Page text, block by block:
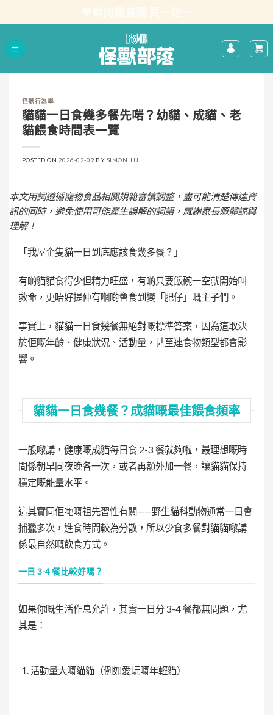
怪獸行為學
貓貓一日食幾多餐先啱？幼貓、成貓、老
貓餵食時間表一覽
POSTED ON 2026-02-09 BY SIMON_LU
本文用詞遵循寵物食品相關規範審慎調整，盡可能清楚傳達資
訊的同時，避免使用可能產生誤解的詞語，感謝家長嘅體諒與
理解！
「我屋企隻貓一日到底應該食幾多餐？」
有啲貓貓食得少但精力旺盛，有啲只要飯碗一空就開始叫
救命，更唔好提仲有嗰啲會食到變「肥仔」嘅主子們。
事實上，貓貓一日食幾餐無絕對嘅標準答案，因為這取決
於佢嘅年齡、健康狀況、活動量，甚至連食物類型都會影
響。
貓貓一日食幾餐？成貓嘅最佳餵食頻率
一般嚟講，健康嘅成貓每日食 2-3 餐就夠啦，最理想嘅時
間係朝早同夜晚各一次，或者再額外加一餐，讓貓貓保持
穩定嘅能量水平。
這其實同佢哋嘅祖先習性有關——野生貓科動物通常一日會
捕獵多次，進食時間較為分散，所以少食多餐對貓貓嚟講
係最自然嘅飲食方式。
一日 3-4 餐比較好嗎？
如果你嘅生活作息允許，其實一日分 3-4 餐都無問題，尤
其是：
活動量大嘅貓貓（例如愛玩嘅年輕貓）